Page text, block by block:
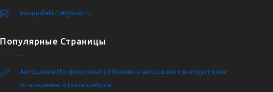
avtoprofiekb196@mail.ru
Популярные Страницы
Автошкола Профессионал | Обучение в автошколе с инструктором
по вождению в Екатеринбурге